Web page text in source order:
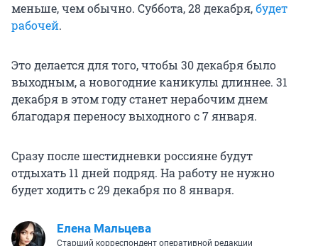
меньше, чем обычно. Суббота, 28 декабря,будет
рабочей.
Это делается для того, чтобы 30 декабря было
выходным, а новогодние каникулы длиннее. 31
декабря в этом году станет нерабочим днем
благодаря переносу выходного с 7 января.
Сразу после шестидневки россияне будут
отдыхать 11 дней подряд. На работу не нужно
будет ходить с 29 декабря по 8 января.
Елена Мальцева
Старший корреспондент оперативной редакции